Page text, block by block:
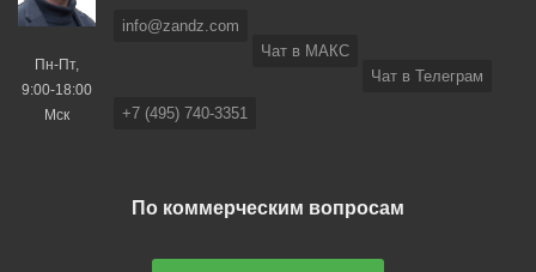
Пн-Пт,
9:00-18:00
Мск
info@zandz.com
Чат в МАКС
Чат в Телеграм
+7 (495) 740-3351
По коммерческим вопросам